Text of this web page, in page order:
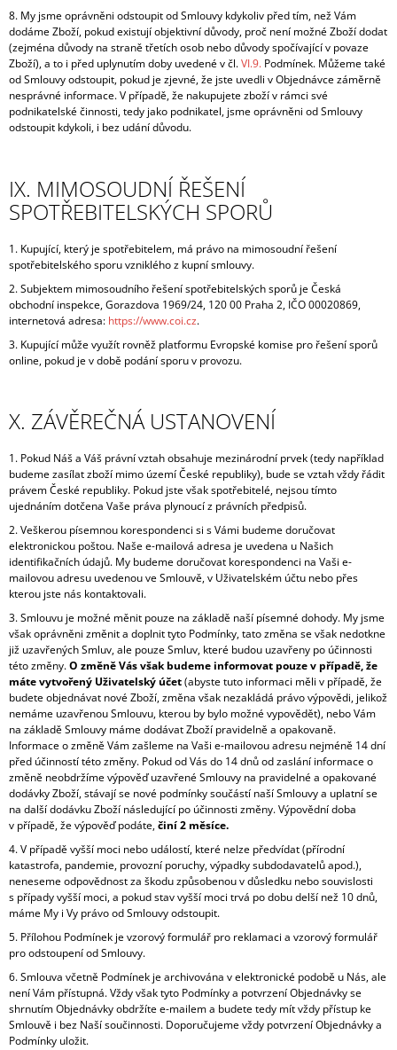
8. My jsme oprávněni odstoupit od Smlouvy kdykoliv před tím, než Vám
dodáme Zboží, pokud existují objektivní důvody, proč není možné Zboží dodat
(zejména důvody na straně třetích osob nebo důvody spočívající v povaze
Zboží), a to i před uplynutím doby uvedené v čl.VI.9. Podmínek. Můžeme také
od Smlouvy odstoupit, pokud je zjevné, že jste uvedli v Objednávce záměrně
nesprávné informace. V případě, že nakupujete zboží v rámci své
podnikatelské činnosti, tedy jako podnikatel, jsme oprávněni od Smlouvy
odstoupit kdykoli, i bez udání důvodu.
IX. MIMOSOUDNÍ ŘEŠENÍ
SPOTŘEBITELSKÝCH SPORŮ
1. Kupující, který je spotřebitelem, má právo na mimosoudní řešení
spotřebitelského sporu vzniklého z kupní smlouvy.
2. Subjektem mimosoudního řešení spotřebitelských sporů je Česká
obchodní inspekce, Gorazdova 1969/24, 120 00 Praha 2, IČO 00020869,
internetová adresa: https://www.coi.cz.
3. Kupující může využít rovněž platformu Evropské komise pro řešení sporů
online, pokud je v době podání sporu v provozu.
X. ZÁVĚREČNÁ USTANOVENÍ
1. Pokud Náš a Váš právní vztah obsahuje mezinárodní prvek (tedy například
budeme zasílat zboží mimo území České republiky), bude se vztah vždy řádit
právem České republiky. Pokud jste však spotřebitelé, nejsou tímto
ujednáním dotčena Vaše práva plynoucí z právních předpisů.
2. Veškerou písemnou korespondenci si s Vámi budeme doručovat
elektronickou poštou. Naše e-mailová adresa je uvedena u Našich
identifikačních údajů. My budeme doručovat korespondenci na Vaši e-
mailovou adresu uvedenou ve Smlouvě, v Uživatelském účtu nebo přes
kterou jste nás kontaktovali.
3. Smlouvu je možné měnit pouze na základě naší písemné dohody. My jsme
však oprávněni změnit a doplnit tyto Podmínky, tato změna se však nedotkne
již uzavřených Smluv, ale pouze Smluv, které budou uzavřeny po účinnosti
této změny.O změně Vás však budeme informovat pouze v případě, že
máte vytvořený Uživatelský účet(abyste tuto informaci měli v případě, že
budete objednávat nové Zboží, změna však nezakládá právo výpovědi, jelikož
nemáme uzavřenou Smlouvu, kterou by bylo možné vypovědět), nebo Vám
na základě Smlouvy máme dodávat Zboží pravidelně a opakovaně.
Informace o změně Vám zašleme na Vaši e-mailovou adresu nejméně 14 dní
před účinností této změny. Pokud od Vás do 14 dnů od zaslání informace o
změně neobdržíme výpověď uzavřené Smlouvy na pravidelné a opakované
dodávky Zboží, stávají se nové podmínky součástí naší Smlouvy a uplatní se
na další dodávku Zboží následující po účinnosti změny. Výpovědní doba
v případě, že výpověď podáte,činí 2 měsíce.
4. V případě vyšší moci nebo událostí, které nelze předvídat (přírodní
katastrofa, pandemie, provozní poruchy, výpadky subdodavatelů apod.),
neneseme odpovědnost za škodu způsobenou v důsledku nebo souvislosti
s případy vyšší moci, a pokud stav vyšší moci trvá po dobu delší než 10 dnů,
máme My i Vy právo od Smlouvy odstoupit.
5. Přílohou Podmínek je vzorový formulář pro reklamaci a vzorový formulář
pro odstoupení od Smlouvy.
6. Smlouva včetně Podmínek je archivována v elektronické podobě u Nás, ale
není Vám přístupná. Vždy však tyto Podmínky a potvrzení Objednávky se
shrnutím Objednávky obdržíte e-mailem a budete tedy mít vždy přístup ke
Smlouvě i bez Naší součinnosti. Doporučujeme vždy potvrzení Objednávky a
Podmínky uložit.